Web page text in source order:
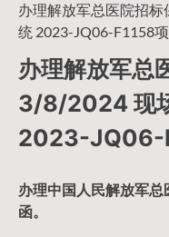
办理解放军总医院招
统 2023-JQ06-F1158
办理解放军总
3/8/2024 现
2023-JQ06-
办理中国人民解放军总
函。